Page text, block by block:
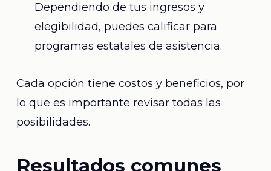
Dependiendo de tus ingresos y
elegibilidad, puedes calificar para
programas estatales de asistencia.
Cada opción tiene costos y beneficios, por
lo que es importante revisar todas las
posibilidades.
Resultados comunes